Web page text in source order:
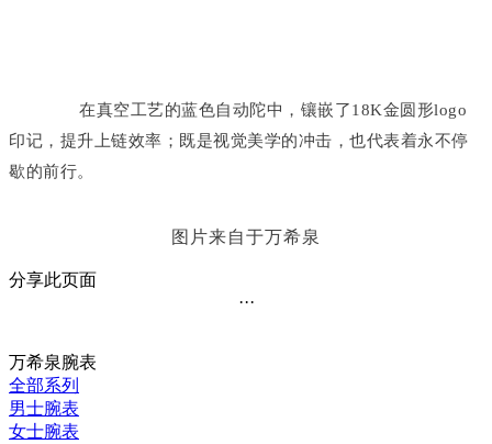
在真空工艺的蓝色自动陀中，镶嵌了18K金圆形logo
印记，提升上链效率；既是视觉美学的冲击，也代表着永不停
歇的前行。
图片来自于万希泉
分享此页面
···
万希泉腕表
全部系列
男士腕表
女士腕表